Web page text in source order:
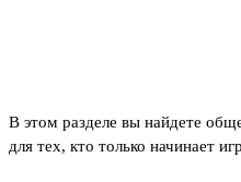
В этом разделе вы найдете
для тех, кто только начинает